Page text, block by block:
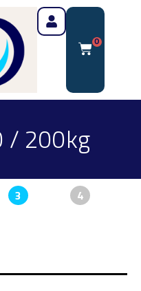
0
/ 200kg
3 4